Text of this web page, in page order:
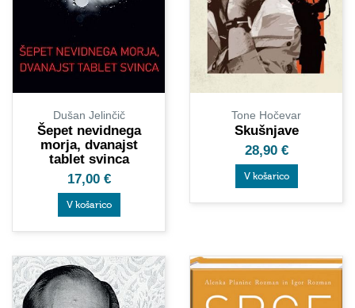
Dušan Jelinčič
Šepet nevidnega
morja, dvanajst
tablet svinca
17,00 €
V košarico
Tone Hočevar
Skušnjave
28,90 €
V košarico